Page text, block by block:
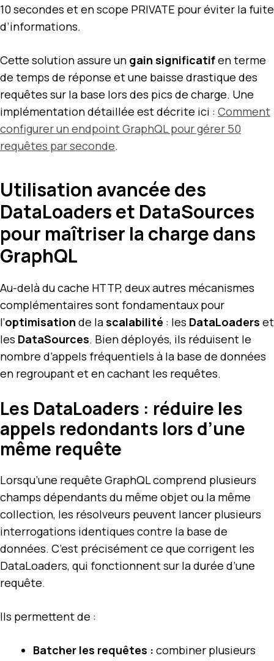
10 secondes et en scope PRIVATE pour éviter la fuite
d’informations.
Cette solution assure un gain significatifen terme
de temps de réponse et une baisse drastique des
requêtes sur la base lors des pics de charge. Une
implémentation détaillée est décrite ici : Comment
configurer un endpoint GraphQL pour gérer 50
requêtes par seconde.
Utilisation avancée des
DataLoaders et DataSources
pour maîtriser la charge dans
GraphQL
Au-delà du cache HTTP, deux autres mécanismes
complémentaires sont fondamentaux pour
l’optimisation de lascalabilité : les DataLoaders et
les DataSources. Bien déployés, ils réduisent le
nombre d’appels fréquentiels à la base de données
en regroupant et en cachant les requêtes.
Les DataLoaders : réduire les
appels redondants lors d’une
même requête
Lorsqu’une requête GraphQL comprend plusieurs
champs dépendants du même objet ou la même
collection, les résolveurs peuvent lancer plusieurs
interrogations identiques contre la base de
données. C’est précisément ce que corrigent les
DataLoaders, qui fonctionnent sur la durée d’une
requête.
Ils permettent de :
Batcher les requêtes : combiner plusieurs